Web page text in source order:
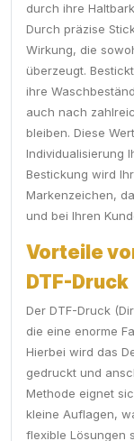
durch ihre
Durch präzise
Wirkung, die
überzeugt.
ihre
auch nach
bleiben. Diese
Individualisierung
Bestickung wird
Markenzeichen,
und bei Ihren
Vorteile
DTF-Druck
Der DTF-Druck
die eine enorme
Hierbei wird das
gedruckt und
Methode eignet
kleine Auflagen,
flexible Lösungen